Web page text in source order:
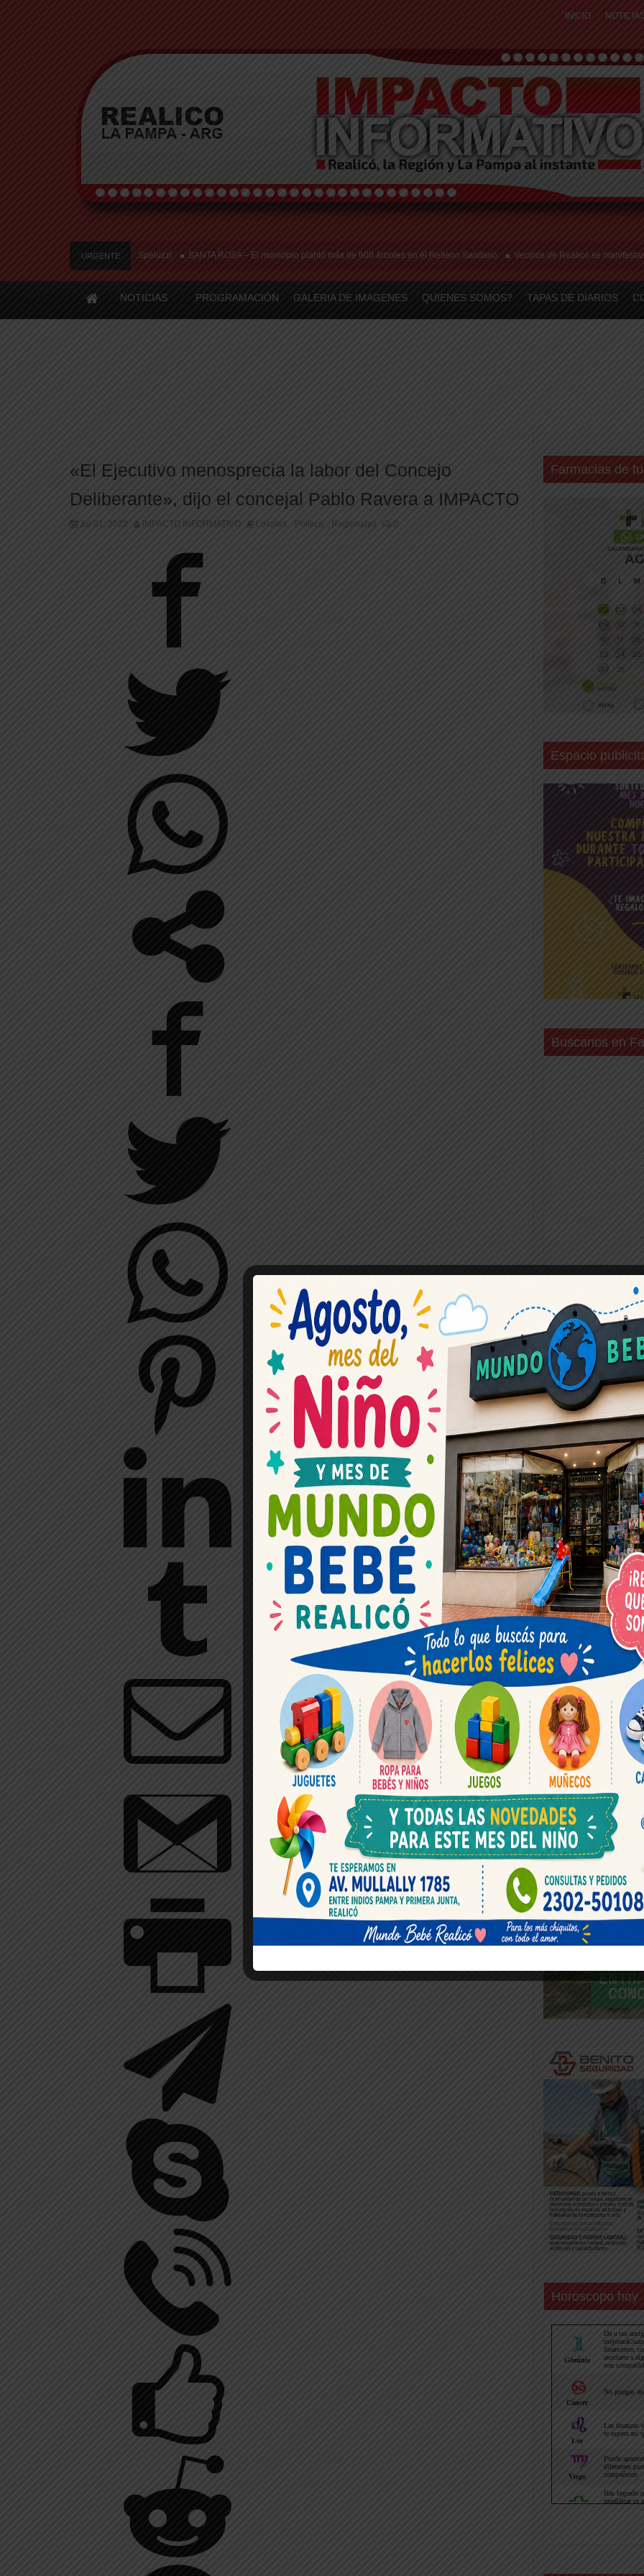
INICIO
URGENTE
y tres heridos cerca de Speluzzi SANTA ROSA – El municipio plantó más de 600 árboles en el Relleno Sanitario Vecinos de Realicó se manifestaron en
NOTICIAS PROGRAMACIÓN GALERIA DE IMAGENES QUIENES SOMOS? TAPAS DE DIARIOS
«El Ejecutivo menosprecia la labor del Concejo
Deliberante», dijo el concejal Pablo Ravera a IMPACTO
Jul 01, 2022 IMPACTO INFORMATIVO Locales Politica Regionales 0
Farmacias de
Espacio
Buscanos en
Espacio
Horoscopo hoy